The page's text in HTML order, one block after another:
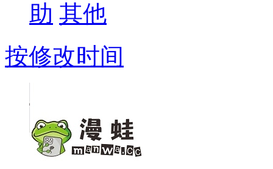
助 其他
按修改时间